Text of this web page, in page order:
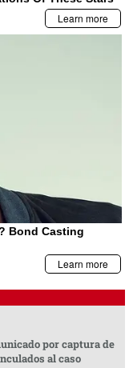
por captura de
al caso